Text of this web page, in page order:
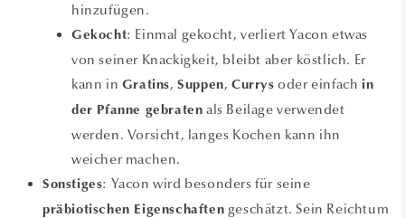
hinzufügen.
Gekocht: Einmal gekocht, verliert Yacon etwas
von seiner Knackigkeit, bleibt aber köstlich. Er
kann in Gratins,Suppen,Currys oder einfach in
der Pfanne gebraten als Beilage verwendet
werden. Vorsicht, langes Kochen kann ihn
weicher machen.
Sonstiges: Yacon wird besonders für seine
präbiotischen Eigenschaften geschätzt. Sein Reichtum